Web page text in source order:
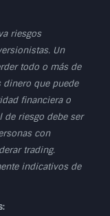
riesgos
Un
todo o más de
dinero que puede
financiera o
de riesgo debe ser
con
trading.
indicativos de